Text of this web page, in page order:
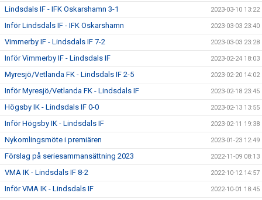
Lindsdals IF - IFK Oskarshamn 3-1 2023-03-10 13:22
Inför Lindsdals IF - IFK Oskarshamn 2023-03-03 23:40
Vimmerby IF - Lindsdals IF 7-2 2023-03-03 23:28
Inför Vimmerby IF - Lindsdals IF 2023-02-24 18:03
Myresjö/Vetlanda FK - Lindsdals IF 2-5 2023-02-20 14:02
Inför Myresjö/Vetlanda FK - Lindsdals IF 2023-02-18 23:45
Högsby IK - Lindsdals IF 0-0 2023-02-13 13:55
Inför Högsby IK - Lindsdals IF 2023-02-11 19:38
Nykomlingsmöte i premiären 2023-01-23 12:49
Förslag på seriesammansättning 2023 2022-11-09 08:13
VMA IK - Lindsdals IF 8-2 2022-10-12 14:57
Inför VMA IK - Lindsdals IF 2022-10-01 18:45